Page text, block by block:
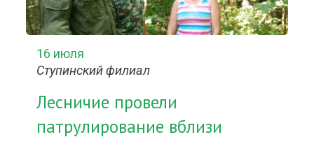
16 июля
Ступинский филиал
Лесничие провели
патрулирование вблизи